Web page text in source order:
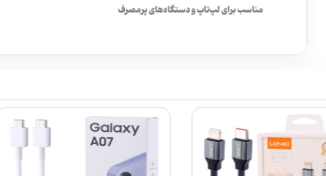
مناسب برای لپ‌تاپ و دستگاه‌های پرمصرف